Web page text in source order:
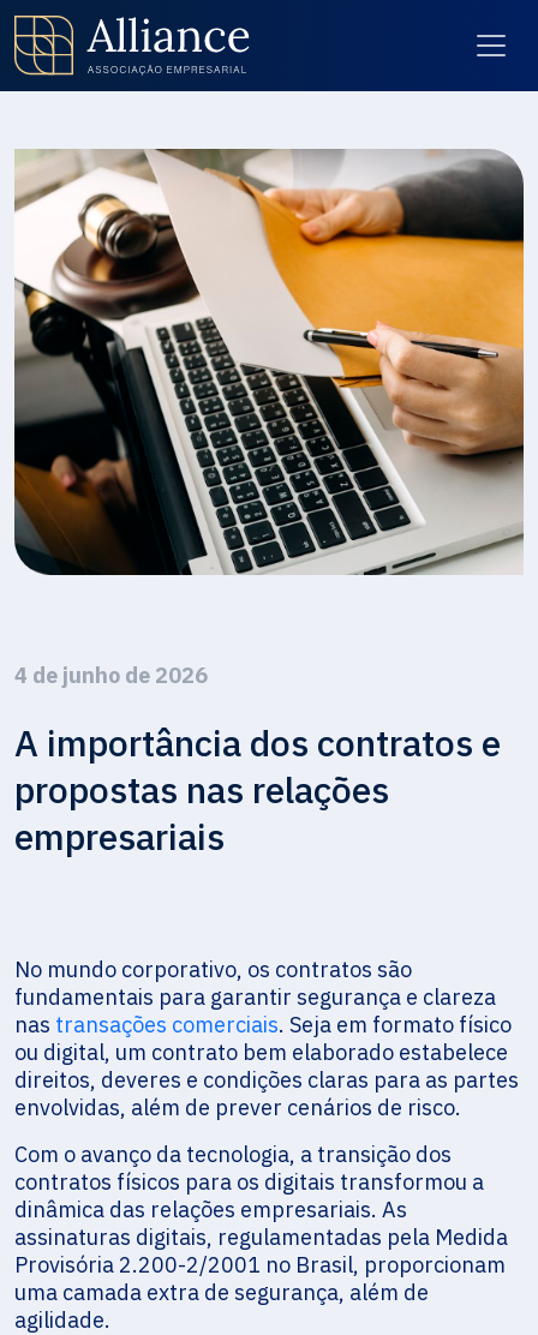
4 de junho de 2026
A importância dos contratos e
propostas nas relações
empresariais
No mundo corporativo, os contratos são
fundamentais para garantir segurança e clareza
nas transações comerciais. Seja em formato físico
ou digital, um contrato bem elaborado estabelece
direitos, deveres e condições claras para as partes
envolvidas, além de prever cenários de risco.
Com o avanço da tecnologia, a transição dos
contratos físicos para os digitais transformou a
dinâmica das relações empresariais. As
assinaturas digitais, regulamentadas pela Medida
Provisória 2.200-2/2001 no Brasil, proporcionam
uma camada extra de segurança, além de
agilidade.